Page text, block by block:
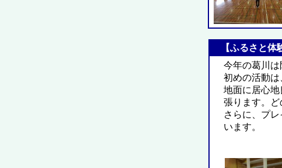
【ふるさと
今年の葛川は
初めの活動
地面に居心
張ります。ど
さらに、プ
います。